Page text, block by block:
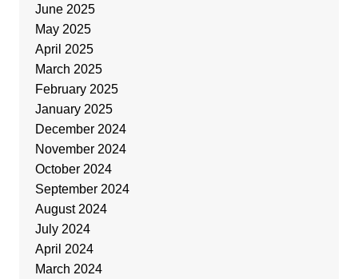
June 2025
May 2025
April 2025
March 2025
February 2025
January 2025
December 2024
November 2024
October 2024
September 2024
August 2024
July 2024
April 2024
March 2024